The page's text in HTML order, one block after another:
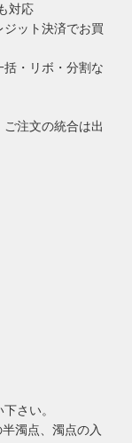
ヴィンテー
いのに、靴や時
リアも台無しで
き良きアメリカ
スさ。それでい
ィンテージスタ
法の遵守
らずPSE検査に
行うため、当店
やヴィンテージ
気用品の製造事
対応
ット決済でお買
・リボ・分割な
注文の統合は出
さい。
濁点、濁点の入